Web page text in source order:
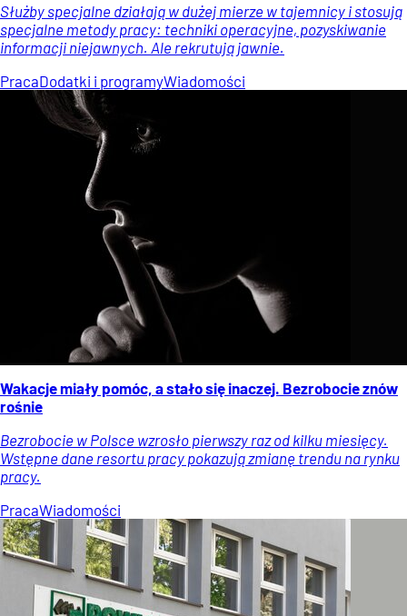
Służby specjalne działają w dużej mierze w tajemnicy i stosują
specjalne metody pracy: techniki operacyjne, pozyskiwanie
informacji niejawnych. Ale rekrutują jawnie.
PracaDodatki i programyWiadomości
Wakacje miały pomóc, a stało się inaczej. Bezrobocie znów
rośnie
Bezrobocie w Polsce wzrosło pierwszy raz od kilku miesięcy.
Wstępne dane resortu pracy pokazują zmianę trendu na rynku
pracy.
PracaWiadomości